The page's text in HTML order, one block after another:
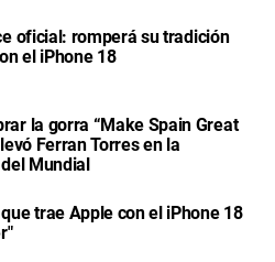
oficial: romperá su tradición
el iPhone 18
la gorra “Make Spain Great
Ferran Torres en la
Mundial
trae Apple con el iPhone 18